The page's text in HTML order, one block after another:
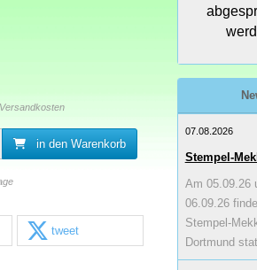
Versandkosten
in den Warenkorb
tweet
07.08.2026
Stempel-
Am 05.09.26
06.09.26
Stempel-
Dortmund